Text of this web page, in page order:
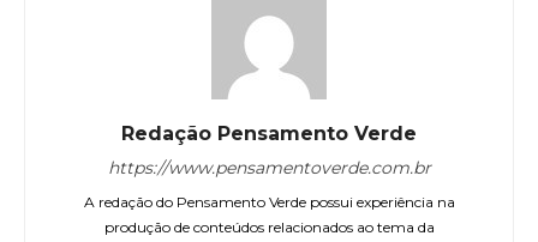
Redação Pensamento Verde
https://www.pensamentoverde.com.br
A redação do Pensamento Verde possui experiência na
produção de conteúdos relacionados ao tema da